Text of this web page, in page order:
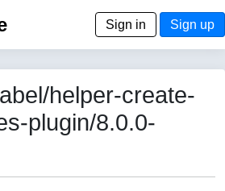
Sign in Sign up
helper-create-
plugin/8.0.0-